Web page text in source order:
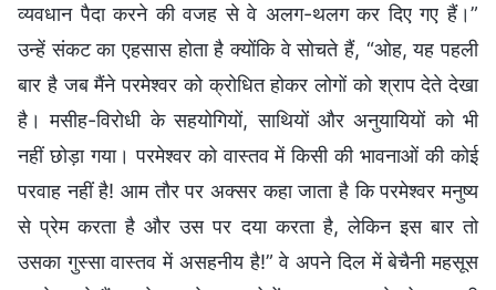
व्यवधान पैदा करने की वजह से वे अलग-थलग कर दिए गए हैं।”
उन्हें संकट का एहसास होता है क्योंकि वे सोचते हैं, “ओह, यह पहली
बार है जब मैंने परमेश्वर को क्रोधित होकर लोगों को श्राप देते देखा
है। मसीह-विरोधी के सहयोगियों, साथियों और अनुयायियों को भी
नहीं छोड़ा गया। परमेश्वर को वास्तव में किसी की भावनाओं की कोई
परवाह नहीं है! आम तौर पर अक्सर कहा जाता है कि परमेश्वर मनुष्य
से प्रेम करता है और उस पर दया करता है, लेकिन इस बार तो
उसका गुस्सा वास्तव में असहनीय है!” वे अपने दिल में बेचैनी महसूस